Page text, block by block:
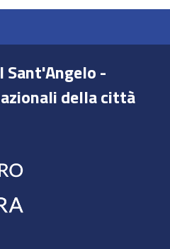
Sant'Angelo -
della città